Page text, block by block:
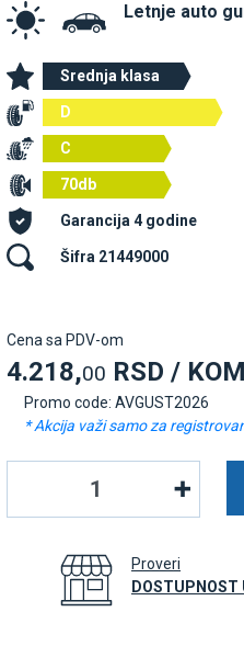
Letnje auto
Srednja klasa
D
C
70db
Garancija 4 godine
Šifra 21449000
Cena sa PDV-om
4.218,00 RSD / KOM
Promo code: AVGUST2026
* Akcija važi samo za
Proveri
DOSTUPNOST